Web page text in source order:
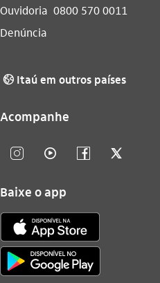
Ouvidoria 0800 570 0011
Denúncia
globo_outline Itaú em outros países
Acompanhe
instagram_outline video_outline facebook_outline twitter_outline
Baixe o app